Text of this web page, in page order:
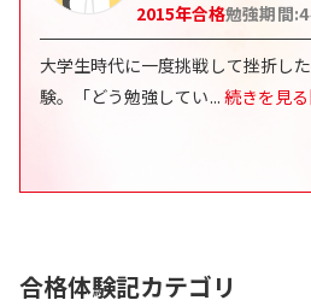
2015年合格勉強期間:4
大学生時代に一度挑戦して挫折し
験。「どう勉強してい... 続きを見
合格体験記カテゴリ